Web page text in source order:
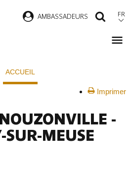
AMBASSADEURS FR
ACCUEIL
Imprimer
-
SUR-MEUSE